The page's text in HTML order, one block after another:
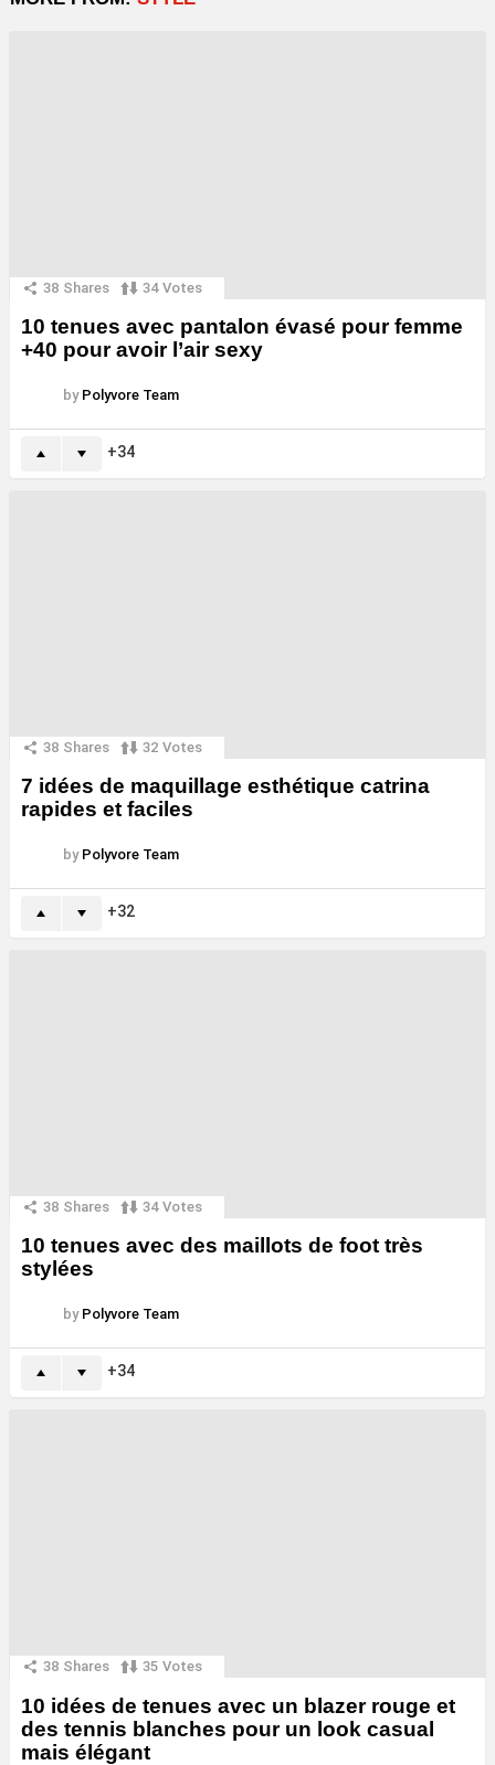
38 Shares 34 Votes
10 tenues avec pantalon évasé pour femme
+40 pour avoir l’air sexy
by Polyvore Team
34
38 Shares 32 Votes
7 idées de maquillage esthétique catrina
rapides et faciles
by Polyvore Team
32
38 Shares 34 Votes
10 tenues avec des maillots de foot très
stylées
by Polyvore Team
34
38 Shares 35 Votes
10 idées de tenues avec un blazer rouge et
des tennis blanches pour un look casual
mais élégant